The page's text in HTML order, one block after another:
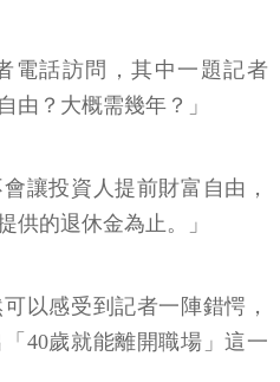
電話訪問，其中一題記者
由？大概需幾年？」
讓投資人提前財富自由，
供的退休金為止。」
以感受到記者一陣錯愕，
40歲就能離開職場」這一